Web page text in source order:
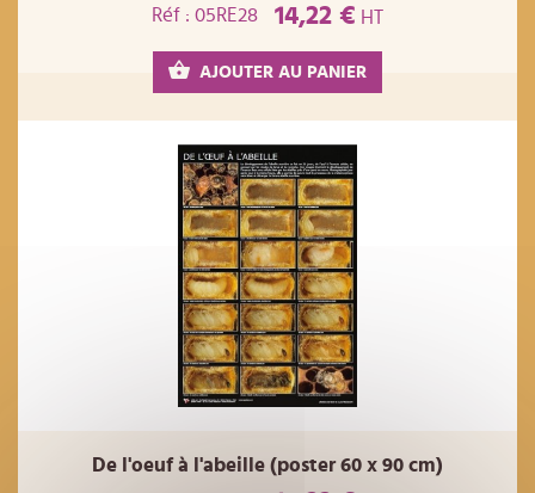
Réf : 05RE28
14,22 € HT
AJOUTER AU PANIER
De l'oeuf à l'abeille (poster 60 x 90 cm)